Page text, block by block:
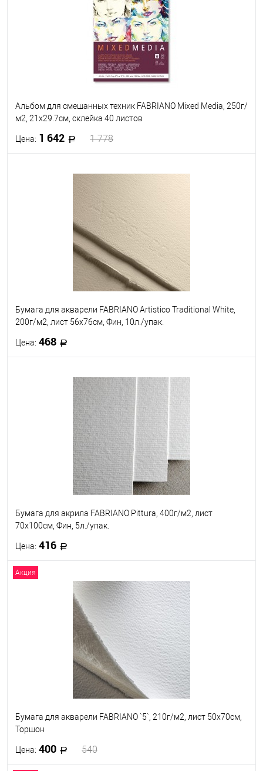
Альбом для смешанных техник FABRIANO Mixed Media, 250г/
м2, 21x29.7см, склейка 40 листов
Цена: 1 642 1 778
В корзину
Бумага для акварели FABRIANO Artistico Traditional White,
200г/м2, лист 56x76см, Фин, 10л./упак.
Цена: 468
В корзину
Под заказ
Бумага для акрила FABRIANO Pittura, 400г/м2, лист
70x100см, Фин, 5л./упак.
Цена: 416
В корзину
Под заказ
Акция
Бумага для акварели FABRIANO `5`, 210г/м2, лист 50x70см,
Торшон
Цена: 400 540